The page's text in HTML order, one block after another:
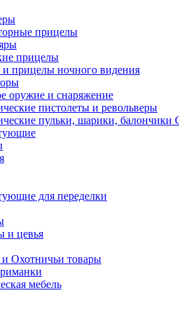
прицелы
прицелы
прицелы ночного видения
оружие и снаряжение
пистолеты и револьверы
пульки, шарики, балончики
для переделки
и цевья
и Охотничьи товары
мебель